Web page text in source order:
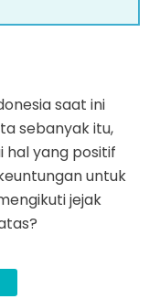
saat ini
sebanyak itu,
hal yang positif
untuk
jejak